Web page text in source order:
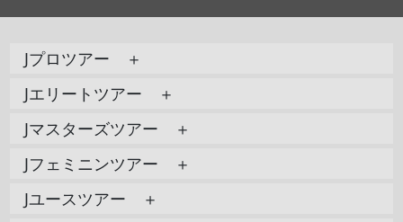
Jプロツアー ＋
Jエリートツアー ＋
Jマスターズツアー ＋
Jフェミニンツアー ＋
Jユースツアー ＋